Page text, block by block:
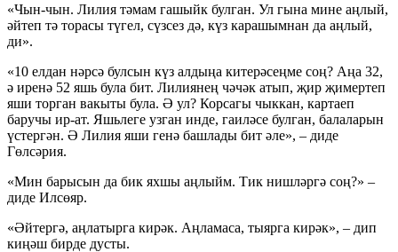
«Чын-чын. Лилия тәмам гашыйк булган. Ул гына мине аңлый,
әйтеп тә торасы түгел, сүзсез дә, күз карашымнан да аңлый,
ди».
«10 елдан нәрсә булсын күз алдыңа китерәсеңме соң? Аңа 32,
ә иренә 52 яшь була бит. Лилиянең чәчәк атып, җир җимертеп
яши торган вакыты була. Ә ул? Корсагы чыккан, картаеп
баручы ир-ат. Яшьлеге узган инде, гаиләсе булган, балаларын
үстергән. Ә Лилия яши генә башлады бит әле», – диде
Гөлсәрия.
«Мин барысын да бик яхшы аңлыйм. Тик нишләргә соң?» –
диде Илсөяр.
«Әйтергә, аңлатырга кирәк. Аңламаса, тыярга кирәк», – дип
киңәш бирде дусты.